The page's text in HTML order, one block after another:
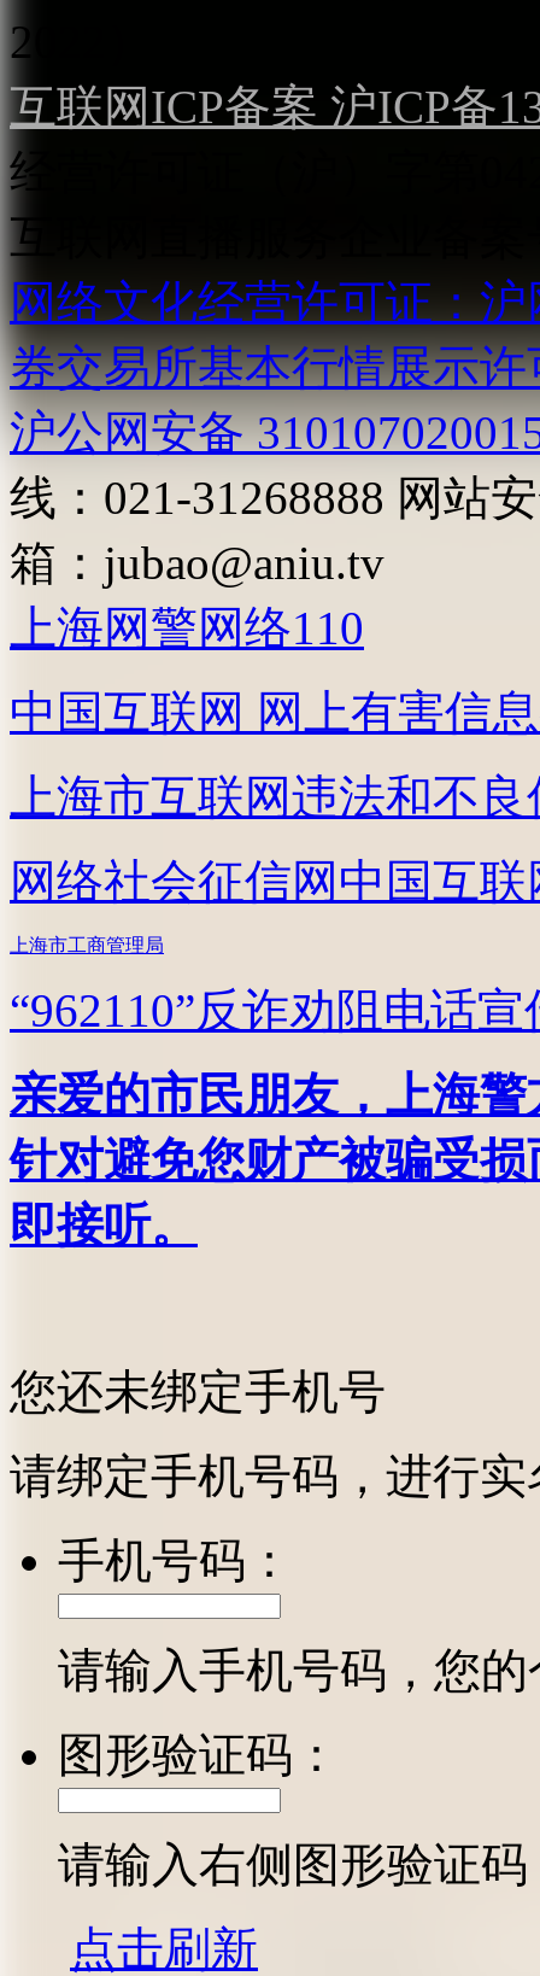
2022）
互联网ICP备案 沪ICP备
经营许可证（沪）字第
互联网直播服务企业备案
网络文化经营许可证：
券交易所基本行情展示许
沪公网安备
线：021-31268888 网站
箱： jubao@aniu.tv
上海网警网络110
中国互联网 网上有害信
上海市互联网违法和不
网络社会征信网 中国互
上海市工商管理局
“962110”反诈劝阻电话宣
亲爱的市民朋友，上海
针对避免您财产被骗受
即接听。
您还未绑定手机号
请绑定手机号码，进行
手机号码：
请输入手机号码，您
图形验证码：
请输入右侧图形验证码
点击刷新